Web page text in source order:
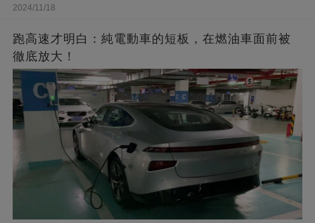
2024/11/18
跑高速才明白：純電動車的短板，在燃油車面前被
徹底放大！